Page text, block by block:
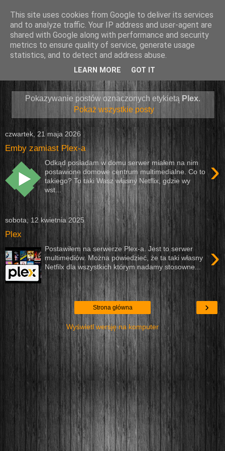
Pokazywanie postów oznaczonych etykietą Plex.
Pokaż wszystkie posty
czwartek, 21 maja 2026
Emby zamiast Plex-a
›
Odkąd posiadam w domu serwer miałem na nim
postawione domowe centrum multimedialne. Co to
takiego? To taki Wasz własny Netflix, gdzie wy
wst...
sobota, 12 kwietnia 2025
Plex
›
Postawiłem na serwerze Plex-a. Jest to serwer
multimediów. Można powiedzieć, że ta taki własny
Netfilx dla wszystkich którym nadamy stosowne...
›
Strona główna
Wyświetl wersję na komputer
This site uses cookies from Google to deliver its services
and to analyze traffic. Your IP address and user-agent are
shared with Google along with performance and security
metrics to ensure quality of service, generate usage
statistics, and to detect and address abuse.
LEARN MORE GOT IT